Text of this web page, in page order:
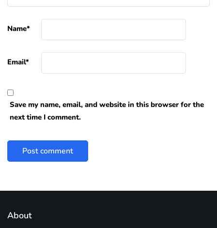
Name*
Email*
Save my name, email, and website in this browser for the
next time I comment.
About